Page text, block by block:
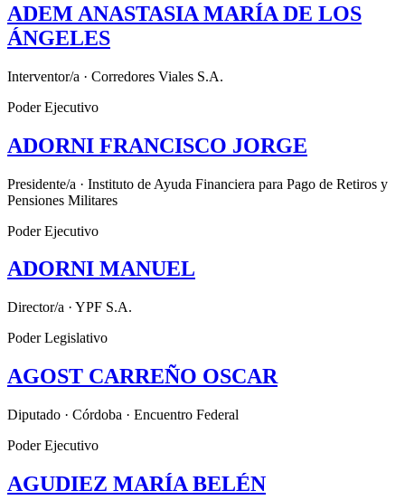
ADEM ANASTASIA MARÍA DE LOS
ÁNGELES
Interventor/a · Corredores Viales S.A.
Poder Ejecutivo
ADORNI FRANCISCO JORGE
Presidente/a · Instituto de Ayuda Financiera para Pago de Retiros y
Pensiones Militares
Poder Ejecutivo
ADORNI MANUEL
Director/a · YPF S.A.
Poder Legislativo
AGOST CARREÑO OSCAR
Diputado · Córdoba · Encuentro Federal
Poder Ejecutivo
AGUDIEZ MARÍA BELÉN